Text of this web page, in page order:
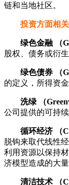
链和当地社区。
投资方面相
绿色金融 （
股权、债务或衍
绿色债券 （
的定义，所得资
洗绿 （
公司提供的可持
循环经济 （
脱钩来取代线性
利用资源以保持
济模型造成的大
清洁技术 （